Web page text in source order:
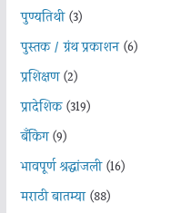
पुण्यतिथी(3)
पुस्तक / ग्रंथ प्रकाशन(6)
प्रशिक्षण(2)
प्रादेशिक(319)
बँकिंग(9)
भावपूर्ण श्रद्धांजली(16)
मराठी बातम्या(88)